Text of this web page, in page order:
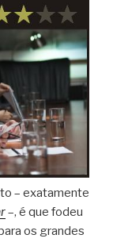
– exatamente
–, é que fodeu
os grandes